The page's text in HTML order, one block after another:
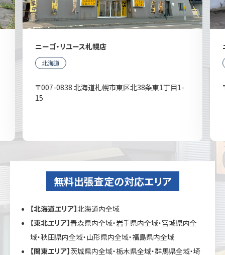
ニーゴ・リユース札幌店
北海道
〒007-0838 北海道札幌市東区北38条東1丁目1-
15
無料出張査定の対応エリア
【北海道エリア】北海道内全域
【東北エリア】青森県内全域・岩手県内全域・宮城県内全
域・秋田県内全域・山形県内全域・福島県内全域
【関東エリア】茨城県内全域・栃木県全域・群馬県全域・埼